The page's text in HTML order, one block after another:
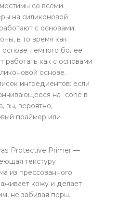
со всеми
на силиконовой
с основами,
в то время как
немного более
работать как с основами
основе.
ингредиентов: если
на -cone в
вы, вероятно,
праймер или
Protective Primer —
текстуру
из прессованного
кожу и делает
не забивая поры.